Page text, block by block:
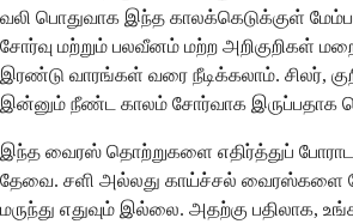
வலி பொதுவாக இந்த காலக்கெடுக்குள்
சோர்வு மற்றும் பலவீனம் மற்ற அறிகுறிகள்
இரண்டு வாரங்கள் வரை நீடிக்கலாம். சிலர்,
இன்னும் நீண்ட காலம் சோர்வாக இருப்பதாக
இந்த வைரஸ் தொற்றுகளை எதிர்த்துப் போராட
தேவை. சளி அல்லது காய்ச்சல் வைரஸ்களை
மருந்து எதுவும் இல்லை. அதற்கு பதிலாக,